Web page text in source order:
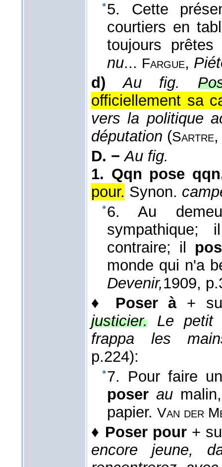
5. Cette
courtiers en
toujours
nu... Fargue,
d)
Au fig.
officiellement sa
vers la politique
députation (Sartre
D. − Au fig.
1. Qqn pose
pour. Synon.
6. Au
contraire; il
monde qui n'a
Devenir,1909,
♦ Poser à+
justicier. Le petit
frappa les
p.224):
7. Pour faire
poser au
papier. Van der
♦ Poser pour+
encore jeune,